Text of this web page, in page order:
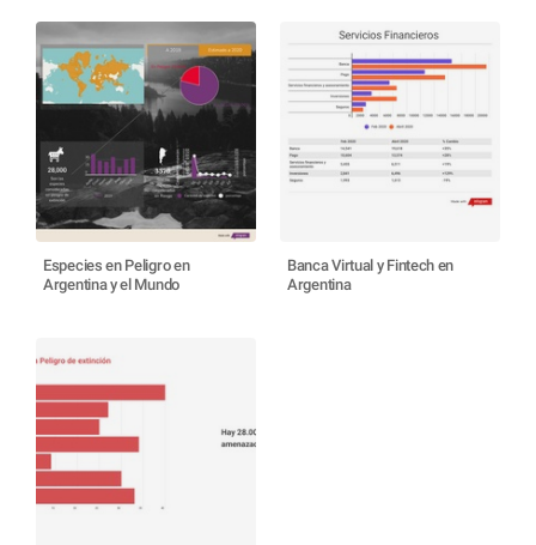
Especies en Peligro en
Argentina y el Mundo
Banca Virtual y Fintech en
Argentina